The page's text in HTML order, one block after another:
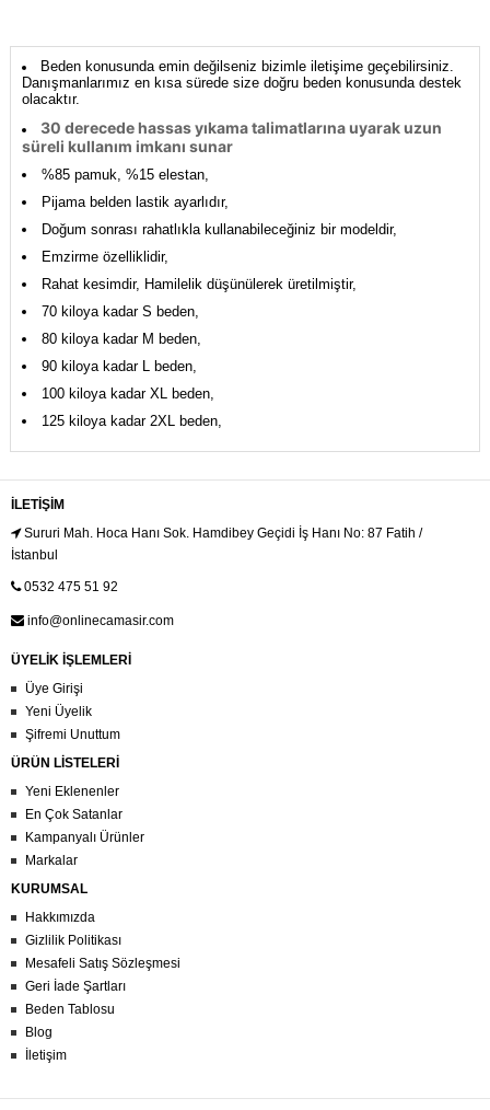
Beden konusunda emin değilseniz bizimle iletişime geçebilirsiniz.
Danışmanlarımız en kısa sürede size doğru beden konusunda destek
olacaktır.
30 derecede hassas yıkama talimatlarına uyarak uzun
süreli kullanım imkanı sunar
%85 pamuk, %15 elestan,
Pijama belden lastik ayarlıdır,
Doğum sonrası rahatlıkla kullanabileceğiniz bir modeldir,
Emzirme özelliklidir,
Rahat kesimdir, Hamilelik düşünülerek üretilmiştir,
70 kiloya kadar S beden,
80 kiloya kadar M beden,
90 kiloya kadar L beden,
100 kiloya kadar XL beden,
125 kiloya kadar 2XL beden,
İLETIŞIM
Sururi Mah. Hoca Hanı Sok. Hamdibey Geçidi İş Hanı No: 87 Fatih /
İstanbul
0532 475 51 92
info@onlinecamasir.com
ÜYELİK İŞLEMLERİ
Üye Girişi
Yeni Üyelik
Şifremi Unuttum
ÜRÜN LİSTELERİ
Yeni Eklenenler
En Çok Satanlar
Kampanyalı Ürünler
Markalar
KURUMSAL
Hakkımızda
Gizlilik Politikası
Mesafeli Satış Sözleşmesi
Geri İade Şartları
Beden Tablosu
Blog
İletişim